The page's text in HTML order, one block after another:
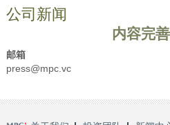
公司新闻
内容完
邮箱
press@mpc.vc